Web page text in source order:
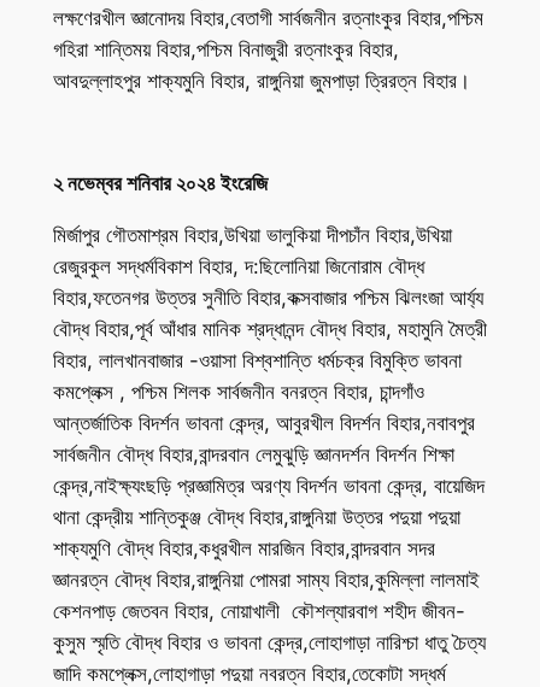
লক্ষণেরখীল জ্ঞানোদয় বিহার,বেতাগী সার্বজনীন রত্নাংকুর বিহার,পশ্চিম
গহিরা শান্তিময় বিহার,পশ্চিম বিনাজুরী রত্নাংকুর বিহার,
আবদুল্লাহপুর শাক্যমুনি বিহার, রাঙ্গুনিয়া জুমপাড়া ত্রিরত্ন বিহার।
২ নভেম্বর শনিবার ২০২৪ ইংরেজি
মির্জাপুর গৌতমাশ্রম বিহার,উখিয়া ভালুকিয়া দীপচাঁন বিহার,উখিয়া
রেজুরকুল সদ্ধর্মবিকাশ বিহার, দ:ছিলোনিয়া জিনোরাম বৌদ্ধ
বিহার,ফতেনগর উত্তর সুনীতি বিহার,কক্সবাজার পশ্চিম ঝিলংজা আর্য্য
বৌদ্ধ বিহার,পূর্ব আঁধার মানিক শ্রদ্ধানন্দ বৌদ্ধ বিহার, মহামুনি মৈত্রী
বিহার, লালখানবাজার -ওয়াসা বিশ্বশান্তি ধর্মচক্র বিমুক্তি ভাবনা
কমপ্লেক্স , পশ্চিম শিলক সার্বজনীন বনরত্ন বিহার, চান্দগাঁও
আন্তর্জাতিক বিদর্শন ভাবনা কেন্দ্র, আবুরখীল বিদর্শন বিহার,নবাবপুর
সার্বজনীন বৌদ্ধ বিহার,বান্দরবান লেমুঝুড়ি জ্ঞানদর্শন বিদর্শন শিক্ষা
কেন্দ্র,নাইক্ষ্যংছড়ি প্রজ্ঞামিত্র অরণ্য বিদর্শন ভাবনা কেন্দ্র, বায়েজিদ
থানা কেন্দ্রীয় শান্তিকুঞ্জ বৌদ্ধ বিহার,রাঙ্গুনিয়া উত্তর পদুয়া পদুয়া
শাক্যমুণি বৌদ্ধ বিহার,কধুরখীল মারজিন বিহার,বান্দরবান সদর
জ্ঞানরত্ন বৌদ্ধ বিহার,রাঙ্গুনিয়া পোমরা সাম্য বিহার,কুমিল্লা লালমাই
কেশনপাড় জেতবন বিহার, নোয়াখালী কৌশল্যারবাগ শহীদ জীবন-
কুসুম স্মৃতি বৌদ্ধ বিহার ও ভাবনা কেন্দ্র,লোহাগাড়া নারিশ্চা ধাতু চৈত্য
জাদি কমপ্লেক্স,লোহাগাড়া পদুয়া নবরত্ন বিহার,তেকোটা সদ্ধর্ম